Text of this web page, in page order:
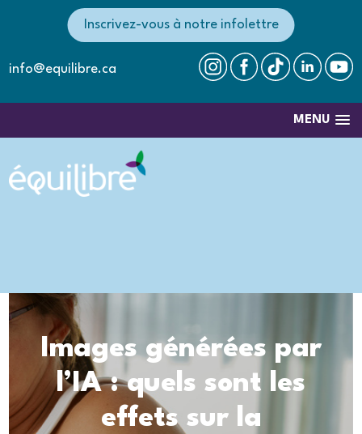
info@equilibre.ca
Inscrivez-vous à notre infolettre
MENU
Images générées par
l’IA : quels sont les
effets sur la